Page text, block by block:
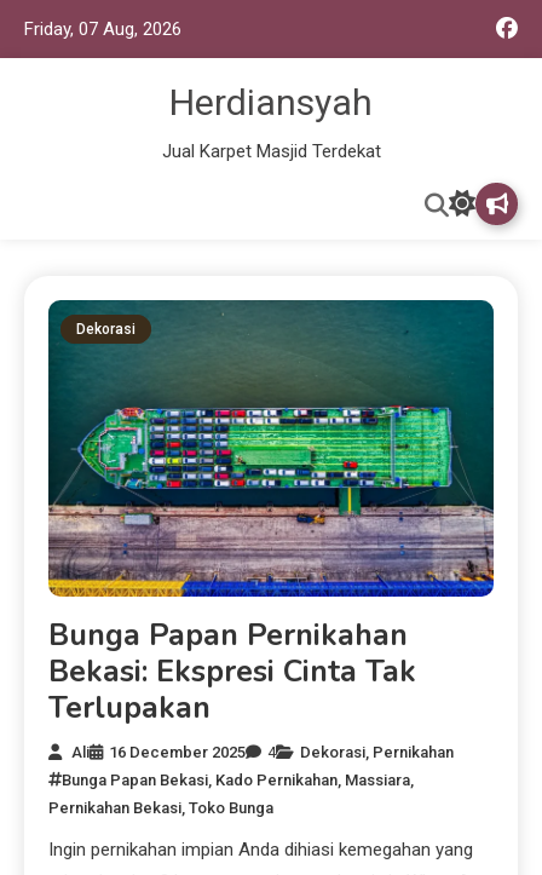
Friday, 07 Aug, 2026
Herdiansyah
Jual Karpet Masjid Terdekat
Dekorasi
Bunga Papan Pernikahan
Bekasi: Ekspresi Cinta Tak
Terlupakan
Ali 16 December 2025 4 Dekorasi Pernikahan
Bunga Papan Bekasi Kado Pernikahan Massiara
Pernikahan Bekasi Toko Bunga
Ingin pernikahan impian Anda dihiasi kemegahan yang